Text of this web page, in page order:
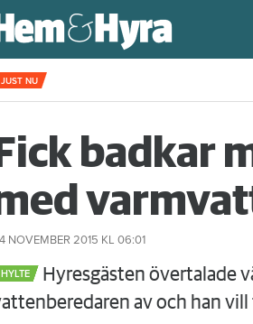
JUST NU
Fick badkar
NOVEMBER 2015 KL 06:01
HYLTE
Hyresgästen övertalade
av och han